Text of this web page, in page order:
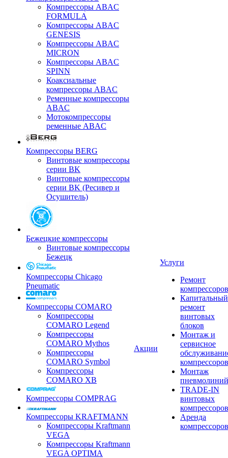
Компрессоры ABAC
FORMULA
Компрессоры ABAC
GENESIS
Компрессоры ABAC
MICRON
Компрессоры ABAC
SPINN
Коаксиальные
компрессоры ABAC
Ременные компрессоры
ABAC
Мотокомпрессоры
ременные ABAC
Компрессоры BERG
Винтовые компрессоры
серии BK
Винтовые компрессоры
серии BK (Ресивер и
Осушитель)
Бежецкие компрессоры
Винтовые компрессоры
Бежецк
Компрессоры Chicago
Pneumatic
Компрессоры COMARO
Компрессоры
COMARO Legend
Компрессоры
COMARO Mythos
Компрессоры
COMARO Symbol
Компрессоры
COMARO XB
Компрессоры COMPRAG
Компрессоры KRAFTMANN
Компрессоры Kraftmann
VEGA
Компрессоры Kraftmann
VEGA OPTIMA
Акции
Услуги
Ремонт
компрессоров
Капитальный
ремонт
винтовых
блоков
Монтаж и
сервисное
компрессоров
Монтаж
пневмолиний
TRADE-IN
винтовых
компрессоров
Аренда
компрессоров